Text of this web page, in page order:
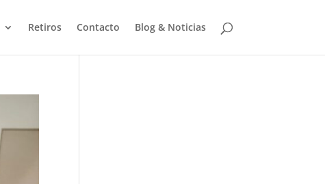
Retiros Contacto Blog & Noticias